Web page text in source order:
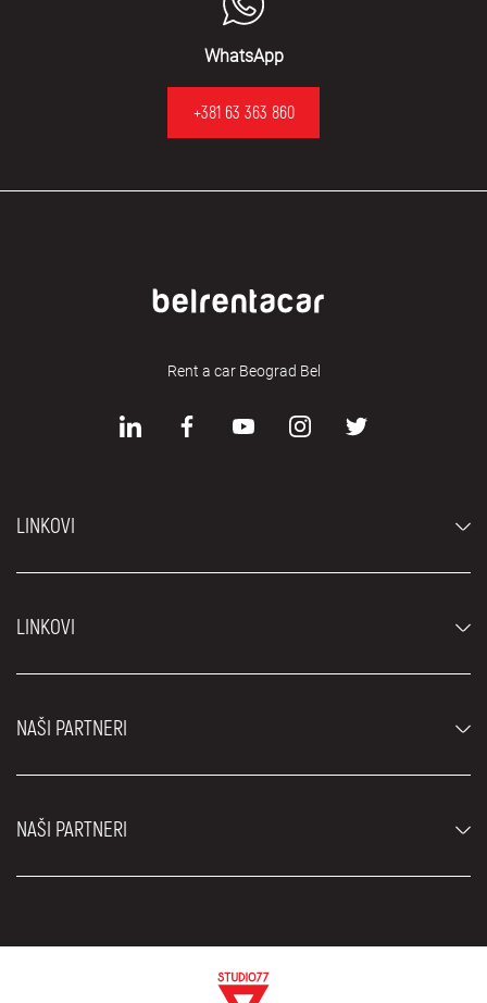
WhatsApp
+381 63 363 860
Rent a car Beograd Bel
LINKOVI
Luksuzni automobili
Cene
LINKOVI
Blog
O nama
NAŠI PARTNERI
Rent a car Beograd Royal
NAŠI PARTNERI
EDePro